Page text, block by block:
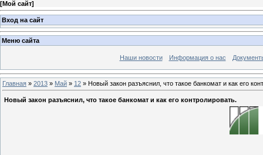
[Мой сайт]
Вход на сайт
Меню сайта
Наши новости Информация о нас
Главная » 2013 » Май » 12 » Новый закон разъяснил, что такое банкомат и как его
Новый закон разъяснил, что такое банкомат и как его контролировать.